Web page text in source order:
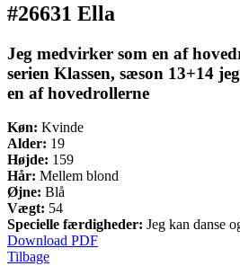
#26631 Ella
Jeg medvirker som en af
serien Klassen, sæson 13+14
en af hovedrollerne
Køn: Kvinde
Alder: 19
Højde: 159
Hår: Mellem blond
Øjne: Blå
Vægt: 54
Specielle færdigheder: Jeg kan danse
Download PDF
Tilbage